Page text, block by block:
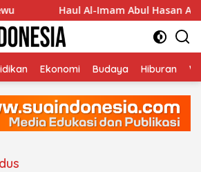
Haul Al-Imam Abul Hasan
Ekonomi Budaya Hiburan